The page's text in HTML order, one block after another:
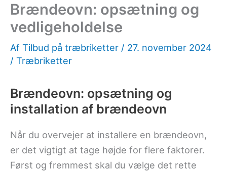
Brændeovn: opsætning og
vedligeholdelse
Af Tilbud på træbriketter / 27. november 2024
/ Træbriketter
Brændeovn: opsætning og
installation af brændeovn
Når du overvejer at installere en brændeovn,
er det vigtigt at tage højde for flere faktorer.
Først og fremmest skal du vælge det rette